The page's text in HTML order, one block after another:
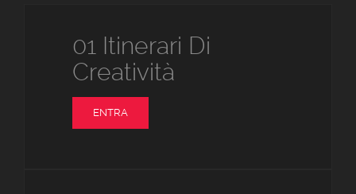
01 Itinerari Di
Creatività
ENTRA